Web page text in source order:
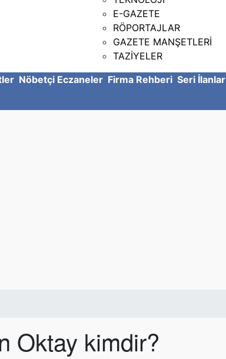
E-GAZETE
RÖPORTAJLAR
GAZETE MANŞETLERİ
TAZİYELER
Nöbetçi Eczaneler Firma Rehberi Seri İlanlar
Oktay kimdir?